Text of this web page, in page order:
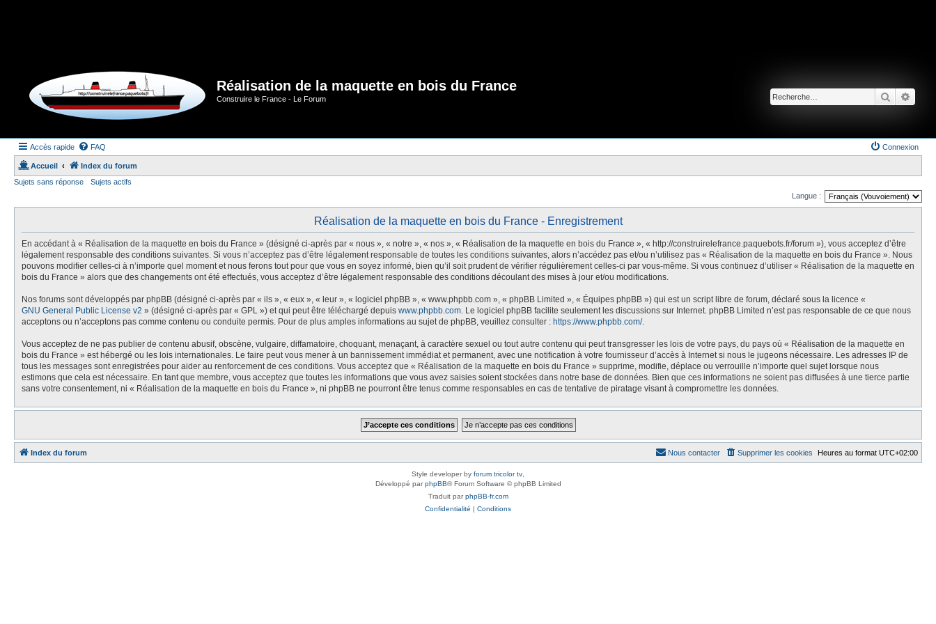
Réalisation de la maquette en bois du France
Construire le France - Le Forum
Accès rapide FAQ Connexion
Accueil
Index du forum
Sujets sans réponse
Sujets actifs
Langue :
Réalisation de la maquette en bois du France - Enregistrement
En accédant à « Réalisation de la maquette en bois du France » (désigné ci-après par « nous », « notre », « nos », « Réalisation de la maquette en bois du France », « http://construirelefrance.paquebots.fr/forum »), vous acceptez d’être
légalement responsable des conditions suivantes. Si vous n’acceptez pas d’être légalement responsable de toutes les conditions suivantes, alors n’accédez pas et/ou n’utilisez pas « Réalisation de la maquette en bois du France ». Nous
pouvons modifier celles-ci à n’importe quel moment et nous ferons tout pour que vous en soyez informé, bien qu’il soit prudent de vérifier régulièrement celles-ci par vous-même. Si vous continuez d’utiliser « Réalisation de la maquette en
bois du France » alors que des changements ont été effectués, vous acceptez d’être légalement responsable des conditions découlant des mises à jour et/ou modifications.
Nos forums sont développés par phpBB (désigné ci-après par « ils », « eux », « leur », « logiciel phpBB », « www.phpbb.com », « phpBB Limited », « Équipes phpBB ») qui est un script libre de forum, déclaré sous la licence «
GNU General Public License v2 » (désigné ci-après par « GPL ») et qui peut être téléchargé depuis www.phpbb.com . Le logiciel phpBB facilite seulement les discussions sur Internet. phpBB Limited n’est pas responsable de ce que nous
acceptons ou n’acceptons pas comme contenu ou conduite permis. Pour de plus amples informations au sujet de phpBB, veuillez consulter : https://www.phpbb.com/.
Vous acceptez de ne pas publier de contenu abusif, obscène, vulgaire, diffamatoire, choquant, menaçant, à caractère sexuel ou tout autre contenu qui peut transgresser les lois de votre pays, du pays où « Réalisation de la maquette en
bois du France » est hébergé ou les lois internationales. Le faire peut vous mener à un bannissement immédiat et permanent, avec une notification à votre fournisseur d’accès à Internet si nous le jugeons nécessaire. Les adresses IP de
tous les messages sont enregistrées pour aider au renforcement de ces conditions. Vous acceptez que « Réalisation de la maquette en bois du France » supprime, modifie, déplace ou verrouille n’importe quel sujet lorsque nous
estimons que cela est nécessaire. En tant que membre, vous acceptez que toutes les informations que vous avez saisies soient stockées dans notre base de données. Bien que ces informations ne soient pas diffusées à une tierce partie
sans votre consentement, ni « Réalisation de la maquette en bois du France », ni phpBB ne pourront être tenus comme responsables en cas de tentative de piratage visant à compromettre les données.
Index du forum Heures au format UTC+02:00
Supprimer les cookies
Nous contacter
Style developer by forum tricolor tv
Développé parphpBB® Forum Software © phpBB Limited
Traduit parphpBB-fr.com
Confidentialité | Conditions